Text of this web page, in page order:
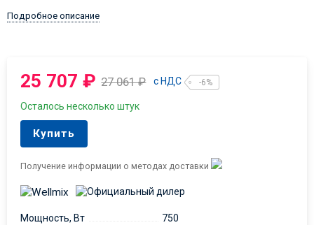
Подробное описание
25 707₽ 27 061₽ с НДС -6%
Осталось несколько штук
Купить
Получение информации о методах доставки
Мощность, Вт
750